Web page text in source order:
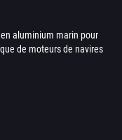
aluminium marin pour
de moteurs de navires